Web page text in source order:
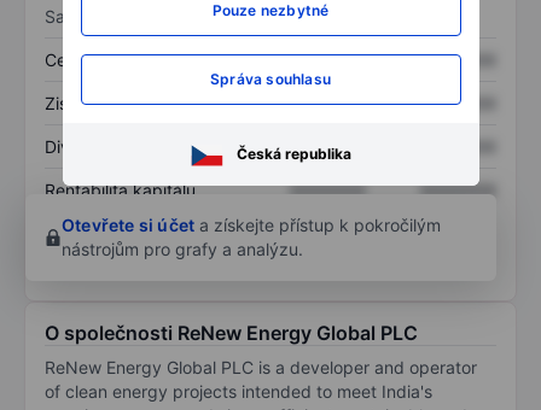
Pouze nezbytné
Správa souhlasu
Česká republika
Sazby
Cena/tržby XXXXXXX XXXXXXX
Zisk na akcii XXXXXXX XXXXXXX
Dividenda na akcii XXXXXXX
Rentabilita kapitálu XXXXXXX
XXXXXXX
Otevřete si účet a získejte přístup k pokročilým
nástrojům pro grafy a analýzu.
O společnosti ReNew Energy Global PLC
ReNew Energy Global PLC is a developer and operator
of clean energy projects intended to meet India's